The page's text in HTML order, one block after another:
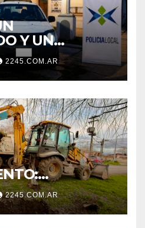
Y UN
Y
2245.COM.AR
TRABAJOS
DISTINTOS
LA CIUDAD
2245.COM.AR